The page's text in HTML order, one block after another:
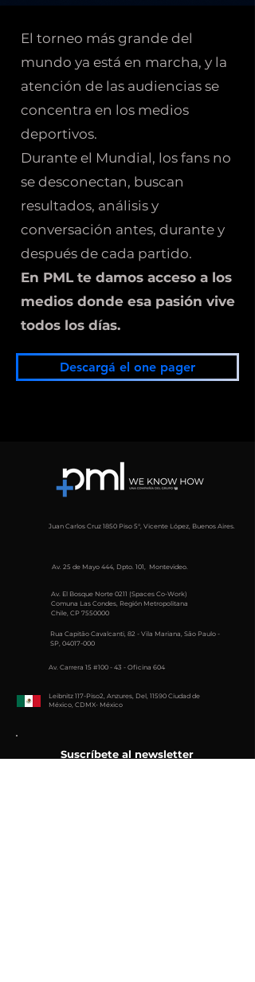
El torneo más grande del
mundo ya está en marcha, y la
atención de las audiencias se
concentra en los medios
deportivos.
Durante el Mundial, los fans no
se desconectan, buscan
resultados, análisis y
conversación antes, durante y
después de cada partido.
En PML te damos acceso a los
medios donde esa pasión vive
todos los días.
Descargá el one pager
Juan Carlos Cruz 1850 Piso 5°, Vicente López, Buenos Aires.
Av. 25 de Mayo 444, Dpto. 101, Montevideo.
Av. El Bosque Norte 0211 (Spaces Co-Work)
Comuna Las Condes, Región Metropolitana
Chile, CP 7550000
Rua Capitão Cavalcanti, 82 - Vila Mariana, São Paulo -
SP, 04017-000
Av. Carrera 15 #100 - 43 - Oficina 604
Leibnitz 117-Piso2, Anzures, Del, 11590 Ciudad de
México, CDMX- México
Suscríbete al newsletter